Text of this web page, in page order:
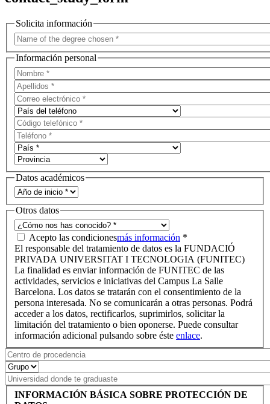
Solicita información
Información personal
Datos académicos
Otros datos
Acepto las condicionesmás información *
El responsable del tratamiento de datos es la FUNDACIÓ
PRIVADA UNIVERSITAT I TECNOLOGIA (FUNITEC)
La finalidad es enviar información de FUNITEC de las
actividades, servicios e iniciativas del Campus La Salle
Barcelona. Los datos se tratarán con el consentimiento de la
persona interesada. No se comunicarán a otras personas. Podrá
acceder a los datos, rectificarlos, suprimirlos, solicitar la
limitación del tratamiento o bien oponerse. Puede consultar
información adicional pulsando sobre éste enlace.
INFORMACIÓN BÁSICA SOBRE PROTECCIÓN DE